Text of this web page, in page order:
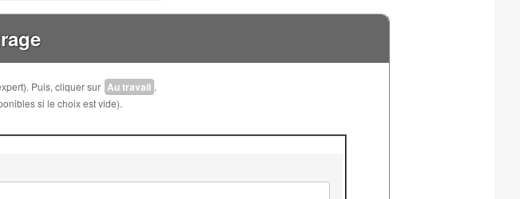
Puis, cliquer sur Au travail .
si le choix est vide).